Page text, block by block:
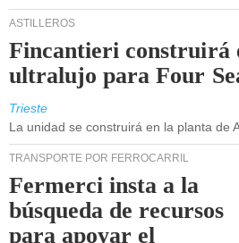
ASTILLEROS
Fincantieri construirá
ultralujo para Four
Trieste
La unidad se construirá en la planta de
TRANSPORTE POR FERROCARRIL
Fermerci insta a la
búsqueda de recursos
para apoyar el